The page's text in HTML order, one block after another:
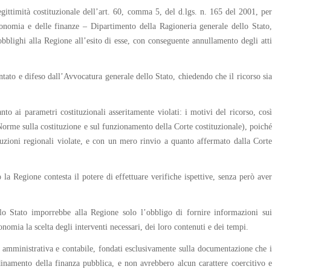
costituzionale dell’art. 60, comma 5, del d.lgs. n. 165 del 2001, per
e delle finanze – Dipartimento della Ragioneria generale dello Stato,
alla Regione all’esito di esse, con conseguente annullamento degli atti
e difeso dall’Avvocatura generale dello Stato, chiedendo che il ricorso sia
ai parametri costituzionali asseritamente violati: i motivi del ricorso, così
sulla costituzione e sul funzionamento della Corte costituzionale), poiché
regionali violate, e con un mero rinvio a quanto affermato dalla Corte
Regione contesta il potere di effettuare verifiche ispettive, senza però aver
Stato imporrebbe alla Regione solo l’obbligo di fornire informazioni sui
la scelta degli interventi necessari, dei loro contenuti e dei tempi.
e contabile, fondati esclusivamente sulla documentazione che i
della finanza pubblica, e non avrebbero alcun carattere coercitivo e